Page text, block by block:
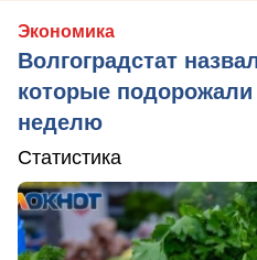
Экономика
Волгоградстат
которые
неделю
Статистика